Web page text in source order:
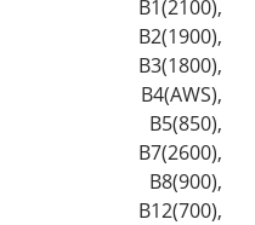
B1(2100),
B2(1900),
B3(1800),
B4(AWS),
B5(850),
B7(2600),
B8(900),
B12(700),